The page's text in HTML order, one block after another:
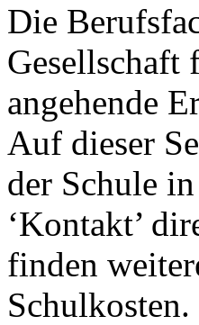
Die
Gesellschaft
angehende
Auf dieser
der Schule
‘Kontakt’
finden
Schulkosten.